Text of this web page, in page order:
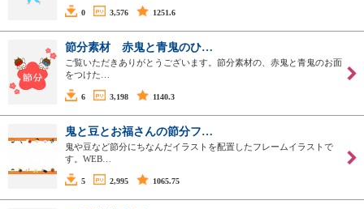
0 3,576 1251.6
節分素材 赤鬼と青鬼のひ…
ご覧いただきありがとうございます。節分素材の、赤鬼と青鬼のお面
をつけた…
6 3,198 1140.3
鬼と豆とお福さんの節分フ…
鬼や豆など節分にちなんだイラストを配置したフレームイラストで
す。WEB…
5 2,995 1065.75